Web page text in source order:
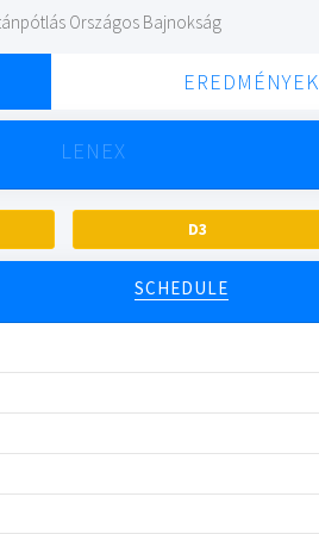
Országos Bajnokság
EREDMÉNYEK
LENEX
D3
SCHEDULE